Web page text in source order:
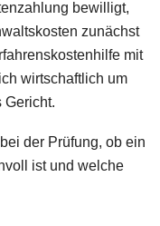
bewilligt,
zunächst
mit
wirtschaftlich um
Gericht.
der Prüfung, ob ein
ist und welche